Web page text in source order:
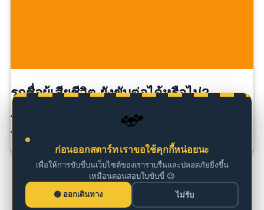
🚗
ก่อนออกสตาร์ท เราขอใช้คุกกี้หน่อยนะ
เพื่อให้การขับขี่บนเว็บไซต์ของเราราบรื่นและปลอดภัยยิ่งขึ้น
เหมือนตอนสอบใบขับขี่ 😉
ออกเดินทาง
ไม่รับ
รถชื่อผู้เสียชีวิต ยังขับต่อได้หรือไม่?
โดยทั่วไป รถยังสามารถใช้งานได้ หากมีภาษีรถยนต์และ
พ.ร.บ […]